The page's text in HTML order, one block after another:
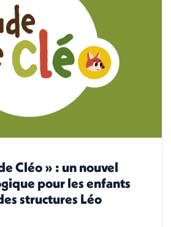
Cléo » : un nouvel
pour les enfants
structures Léo